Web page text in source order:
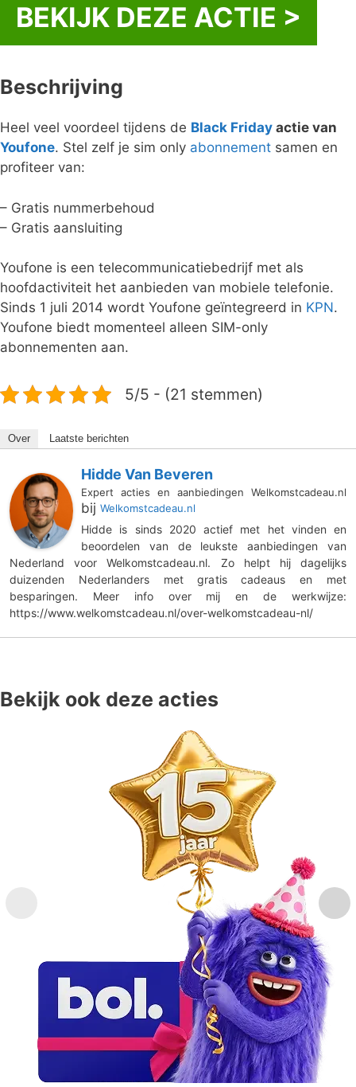
BEKIJK DEZE ACTIE >
Beschrijving
Heel veel voordeel tijdens de Black Friday actie van
Youfone. Stel zelf je sim only abonnement samen en
profiteer van:
– Gratis nummerbehoud
– Gratis aansluiting
Youfone is een telecommunicatiebedrijf met als
hoofdactiviteit het aanbieden van mobiele telefonie.
Sinds 1 juli 2014 wordt Youfone geïntegreerd in KPN.
Youfone biedt momenteel alleen SIM-only
abonnementen aan.
5/5 - (21 stemmen)
Over Laatste berichten
Hidde Van Beveren
Expert acties en aanbiedingen Welkomstcadeau.nl
bij Welkomstcadeau.nl
Hidde is sinds 2020 actief met het vinden en
beoordelen van de leukste aanbiedingen van
Nederland voor Welkomstcadeau.nl. Zo helpt hij dagelijks
duizenden Nederlanders met gratis cadeaus en met
besparingen. Meer info over mij en de werkwijze:
https://www.welkomstcadeau.nl/over-welkomstcadeau-nl/
Bekijk ook deze acties